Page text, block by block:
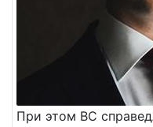
При этом ВС